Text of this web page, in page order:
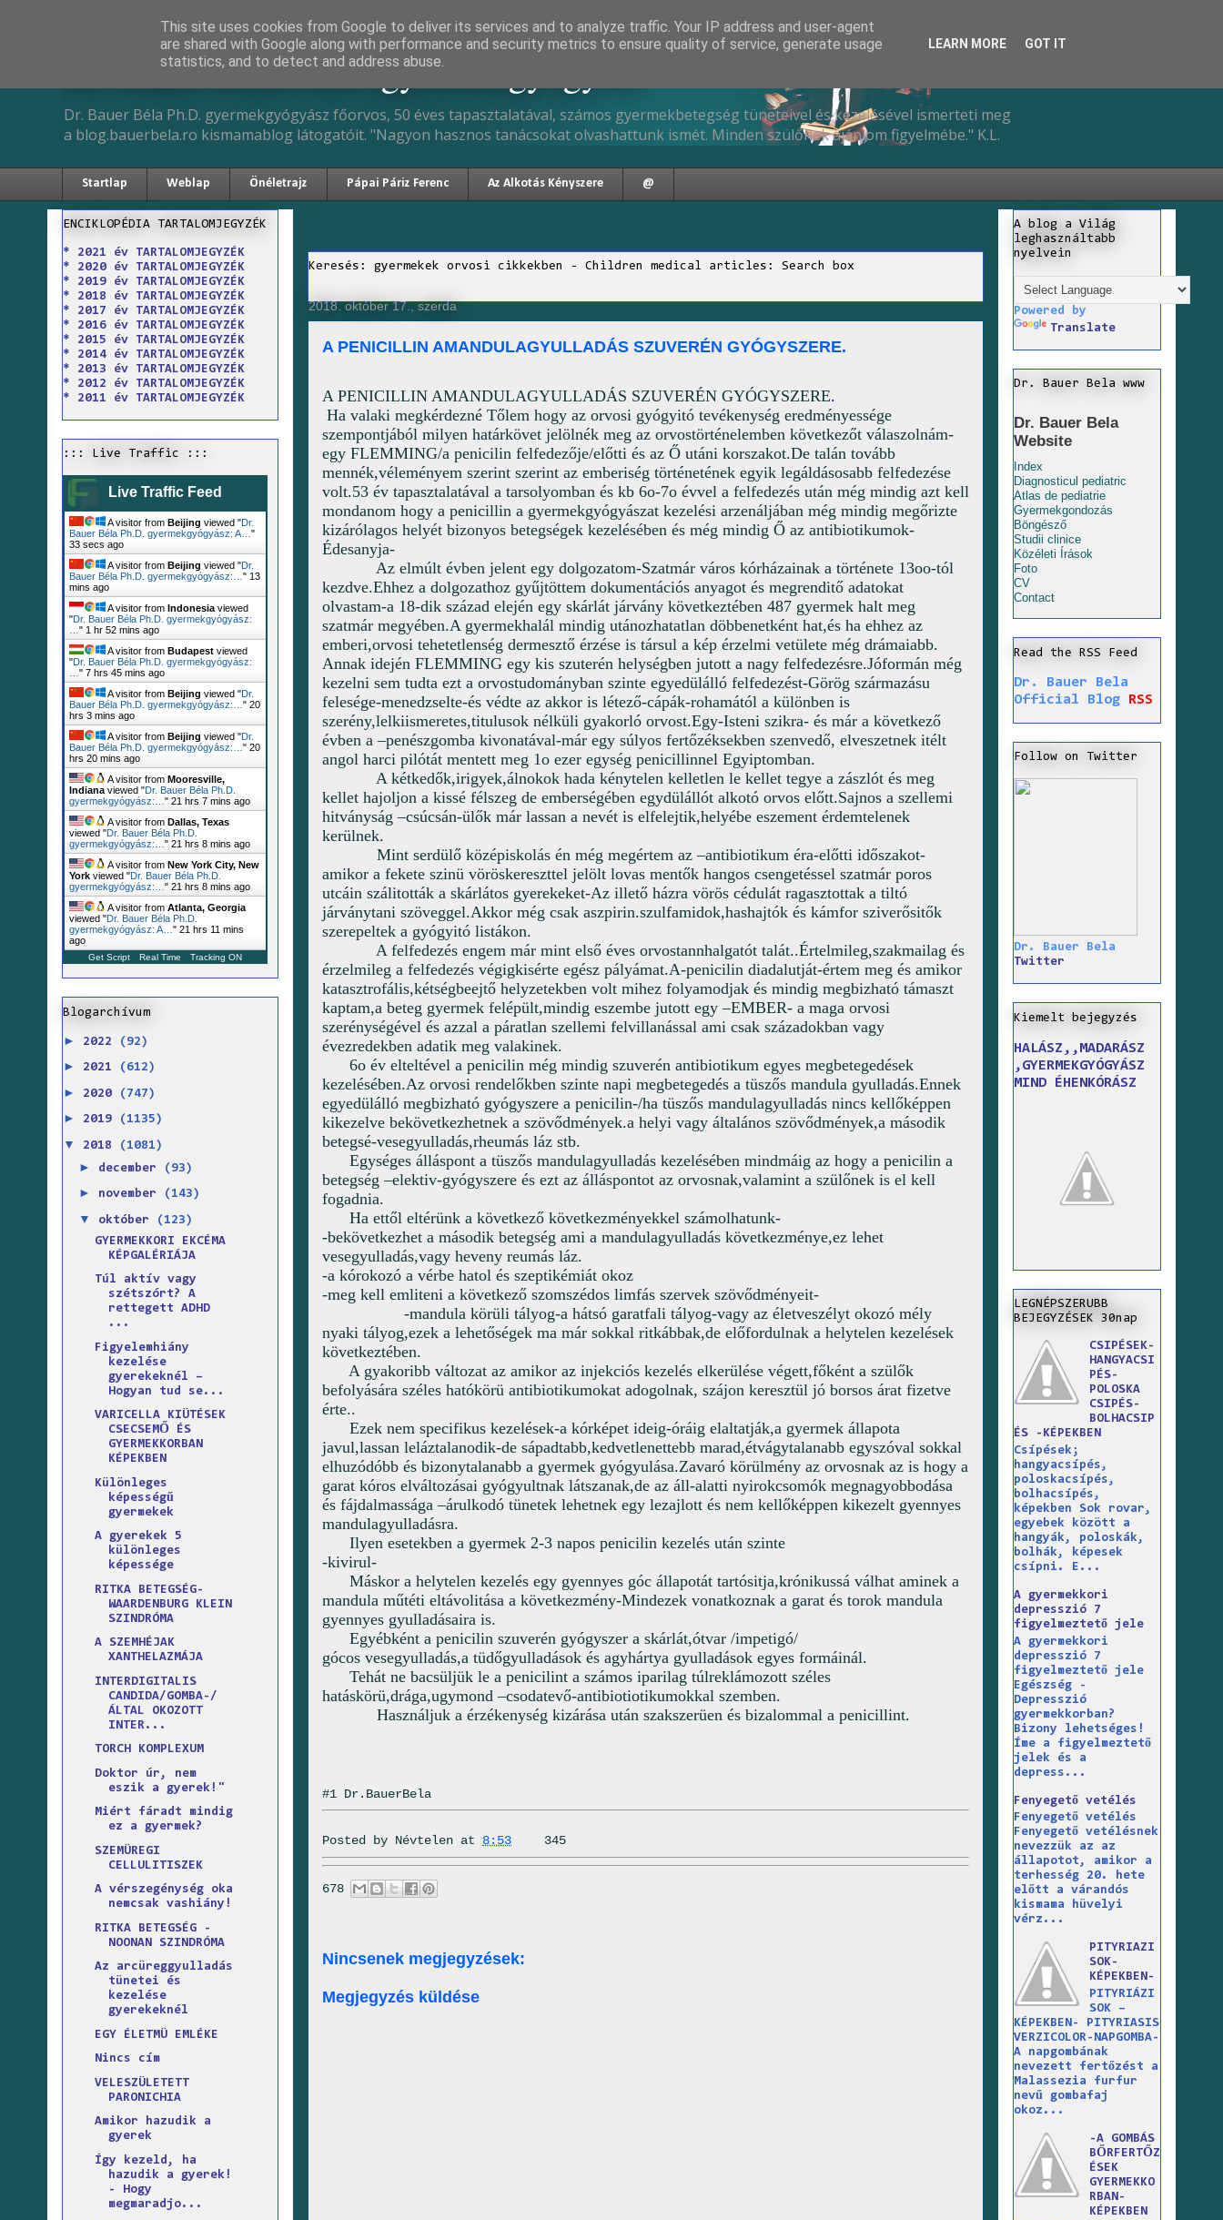
Dr. Bauer Béla Ph.D. gyermekgyógyász
Dr. Bauer Béla Ph.D. gyermekgyógyász főorvos, 50 éves tapasztalatával, számos gyermekbetegség tüneteivel és kezelésével ismerteti meg
a blog.bauerbela.ro kismamablog látogatóit. "Nagyon hasznos tanácsokat olvashattunk ismét. Minden szülőnek ajánlom figyelmébe." K.L.
Startlap Weblap Önéletrajz Pápai Páriz Ferenc Az Alkotás Kényszere @
Keresés: gyermekek orvosi cikkekben - Children medical articles: Search box
2018. október 17., szerda
A PENICILLIN AMANDULAGYULLADÁS SZUVERÉN GYÓGYSZERE.
A PENICILLIN AMANDULAGYULLADÁS SZUVERÉN GYÓGYSZERE.
Ha valaki megkérdezné Tőlem hogy az orvosi gyógyitó tevékenység eredményessége
szempontjából milyen határkövet jelölnék meg az orvostörténelemben következőt válaszolnám-
egy FLEMMING/a penicilin felfedezője/előtti és az Ő utáni korszakot.De talán tovább
mennék,véleményem szerint szerint az emberiség történetének egyik legáldásosabb felfedezése
volt.53 év tapasztalatával a tarsolyomban és kb 6o-7o évvel a felfedezés után még mindig azt kell
mondanom hogy a penicillin a gyermekgyógyászat kezelési arzenáljában még mindig megőrizte
kizárólagos helyét bizonyos betegségek kezelésében és még mindig Ő az antibiotikumok-
Édesanyja-
Az elmúlt évben jelent egy dolgozatom-Szatmár város kórházainak a története 13oo-tól
kezdve.Ehhez a dolgozathoz gyűjtöttem dokumentációs anyagot és megrenditő adatokat
olvastam-a 18-dik század elején egy skárlát járvány következtében 487 gyermek halt meg
szatmár megyében.A gyermekhalál mindig utánozhatatlan döbbenetként hat,és ha ehhez az
emberi,orvosi tehetetlenség dermesztő érzése is társul a kép érzelmi vetülete még drámaiabb.
Annak idején FLEMMING egy kis szuterén helységben jutott a nagy felfedezésre.Jóformán még
kezelni sem tudta ezt a orvostudományban szinte egyedülálló felfedezést-Görög származásu
felesége-menedzselte-és védte az akkor is létező-cápák-rohamától a különben is
szerény,lelkiismeretes,titulusok nélküli gyakorló orvost.Egy-Isteni szikra- és már a következő
évben a –penészgomba kivonatával-már egy súlyos fertőzéksekben szenvedő, elveszetnek itélt
angol harci pilótát mentett meg 1o ezer egység penicillinnel Egyiptomban.
A kétkedők,irigyek,álnokok hada kénytelen kelletlen le kellet tegye a zászlót és meg
kellet hajoljon a kissé félszeg de emberségében egydülállót alkotó orvos előtt.Sajnos a szellemi
hitványság –csúcsán-ülők már lassan a nevét is elfelejtik,helyébe eszement érdemtelenek
kerülnek.
Mint serdülő középiskolás én még megértem az –antibiotikum éra-előtti időszakot-
amikor a fekete szinü vöröskereszttel jelölt lovas mentők hangos csengetéssel szatmár poros
utcáin szálitották a skárlátos gyerekeket-Az illető házra vörös cédulát ragasztottak a tiltó
járványtani szöveggel.Akkor még csak aszpirin.szulfamidok,hashajtók és kámfor sziverősitők
szerepeltek a gyógyitó listákon.
A felfedezés engem már mint első éves orvostannhalgatót talát..Értelmileg,szakmailag és
érzelmileg a felfedezés végigkisérte egész pályámat.A-penicilin diadalutját-értem meg és amikor
katasztrofális,kétségbeejtő helyzetekben volt mihez folyamodjak és mindig megbizható támaszt
kaptam,a beteg gyermek felépült,mindig eszembe jutott egy –EMBER- a maga orvosi
szerénységével és azzal a páratlan szellemi felvillanással ami csak századokban vagy
évezredekben adatik meg valakinek.
6o év elteltével a penicilin még mindig szuverén antibiotikum egyes megbetegedések
kezelésében.Az orvosi rendelőkben szinte napi megbetegedés a tüszős mandula gyulladás.Ennek
egyedülálló megbizható gyógyszere a penicilin-/ha tüszős mandulagyulladás nincs kellőképpen
kikezelve bekövetkezhetnek a szövődmények.a helyi vagy általános szövődmények,a második
betegsé-vesegyulladás,rheumás láz stb.
Egységes álláspont a tüszős mandulagyulladás kezelésében mindmáig az hogy a penicilin a
betegség –elektiv-gyógyszere és ezt az álláspontot az orvosnak,valamint a szülőnek is el kell
fogadnia.
Ha ettől eltérünk a következő következményekkel számolhatunk-
-bekövetkezhet a második betegség ami a mandulagyulladás következménye,ez lehet
vesegyulladás,vagy heveny reumás láz.
-a kórokozó a vérbe hatol és szeptikémiát okoz
-meg kell emliteni a következő szomszédos limfás szervek szövődményeit-
-mandula körüli tályog-a hátsó garatfali tályog-vagy az életveszélyt okozó mély
nyaki tályog,ezek a lehetőségek ma már sokkal ritkábbak,de előfordulnak a helytelen kezelések
következtében.
A gyakoribb változat az amikor az injekciós kezelés elkerülése végett,főként a szülők
befolyására széles hatókörü antibiotikumokat adogolnak, szájon keresztül jó borsos árat fizetve
érte..
Ezek nem specifikus kezelések-a kórképet ideig-óráig elaltatják,a gyermek állapota
javul,lassan leláztalanodik-de sápadtabb,kedvetlenettebb marad,étvágytalanabb egyszóval sokkal
elhuzódóbb és bizonytalanabb a gyermek gyógyulása.Zavaró körülmény az orvosnak az is hogy a
garat kóros elváltozásai gyógyultnak látszanak,de az áll-alatti nyirokcsomók megnagyobbodása
és fájdalmassága –árulkodó tünetek lehetnek egy lezajlott és nem kellőképpen kikezelt gyennyes
mandulagyulladásra.
Ilyen esetekben a gyermek 2-3 napos penicilin kezelés után szinte
-kivirul-
Máskor a helytelen kezelés egy gyennyes góc állapotát tartósitja,krónikussá válhat aminek a
mandula műtéti eltávolitása a következmény-Mindezek vonatkoznak a garat és torok mandula
gyennyes gyulladásaira is.
Egyébként a penicilin szuverén gyógyszer a skárlát,ótvar /impetigó/
gócos vesegyulladás,a tüdőgyulladások és agyhártya gyulladások egyes formáinál.
Tehát ne bacsüljük le a penicilint a számos iparilag túlreklámozott széles
hatáskörü,drága,ugymond –csodatevő-antibiotiotikumokkal szemben.
Használjuk a érzékenység kizárása után szakszerüen és bizalommal a penicillint.
#1 Dr.BauerBela
Posted by Névtelen at 8:53 345
678
Nincsenek megjegyzések:
Megjegyzés küldése
ENCIKLOPÉDIA TARTALOMJEGYZÉK
* 2021 év TARTALOMJEGYZÉK
* 2020 év TARTALOMJEGYZÉK
* 2019 év TARTALOMJEGYZÉK
* 2018 év TARTALOMJEGYZÉK
* 2017 év TARTALOMJEGYZÉK
* 2016 év TARTALOMJEGYZÉK
* 2015 év TARTALOMJEGYZÉK
* 2014 év TARTALOMJEGYZÉK
* 2013 év TARTALOMJEGYZÉK
* 2012 év TARTALOMJEGYZÉK
* 2011 év TARTALOMJEGYZÉK
::: Live Traffic :::
Live Traffic Feed
A visitor from Beijing viewed "Dr.
Bauer Béla Ph.D. gyermekgyógyász: A… "
34 secs ago
A visitor from Beijing viewed "Dr.
Bauer Béla Ph.D. gyermekgyógyász:… " 13
mins ago
A visitor from Indonesia viewed
"Dr. Bauer Béla Ph.D. gyermekgyógyász:
" 1 hr 52 mins ago
A visitor from Budapest viewed
"Dr. Bauer Béla Ph.D. gyermekgyógyász:
" 7 hrs 45 mins ago
A visitor from Beijing viewed "Dr.
Bauer Béla Ph.D. gyermekgyógyász:… " 20
hrs 3 mins ago
A visitor from Beijing viewed "Dr.
Bauer Béla Ph.D. gyermekgyógyász:… " 20
hrs 20 mins ago
A visitor from Mooresville,
Indiana viewed "Dr. Bauer Béla Ph.D.
gyermekgyógyász:… " 21 hrs 7 mins ago
A visitor from Dallas, Texas
viewed "Dr. Bauer Béla Ph.D.
gyermekgyógyász:… " 21 hrs 8 mins ago
A visitor from New York City, New
York viewed "Dr. Bauer Béla Ph.D.
gyermekgyógyász:… " 21 hrs 8 mins ago
A visitor from Atlanta, Georgia
viewed "Dr. Bauer Béla Ph.D.
gyermekgyógyász: A… " 21 hrs 11 mins
ago
Get Script Real Time Tracking ON
Blogarchívum
► 2022 (92)
► 2021 (612)
► 2020 (747)
► 2019 (1135)
▼ 2018 (1081)
► december (93)
► november (143)
▼ október
(123)
GYERMEKKORI EKCÉMA
KÉPGALÉRIÁJA
Túl aktív vagy
szétszórt? A
rettegett ADHD
...
Figyelemhiány
kezelése
gyerekeknél –
Hogyan tud se...
VARICELLA KIÜTÉSEK
CSECSEMŐ ÉS
GYERMEKKORBAN
KÉPEKBEN
Különleges
képességű
gyermekek
A gyerekek 5
különleges
képessége
RITKA BETEGSÉG-
WAARDENBURG KLEIN
SZINDRÓMA
A SZEMHÉJAK
XANTHELAZMÁJA
INTERDIGITALIS
CANDIDA/GOMBA-/
ÁLTAL OKOZOTT
INTER...
TORCH KOMPLEXUM
Doktor úr, nem
eszik a gyerek!"
Miért fáradt mindig
ez a gyermek?
SZEMÜREGI
CELLULITISZEK
A vérszegénység oka
nemcsak vashiány!
RITKA BETEGSÉG -
NOONAN SZINDRÓMA
Az arcüreggyulladás
tünetei és
kezelése
gyerekeknél
EGY ÉLETMÜ EMLÉKE
Nincs cím
VELESZÜLETETT
PARONICHIA
Amikor hazudik a
gyerek
Így kezeld, ha
hazudik a gyerek!
- Hogy
megmaradjo...
A blog a Világ
leghasználtabb
nyelvein
Powered by
Translate
Dr. Bauer Bela www
Dr. Bauer Bela
Website
Index
Diagnosticul pediatric
Atlas de pediatrie
Gyermekgondozás
Böngésző
Studii clinice
Közéleti Írások
Foto
CV
Contact
Read the RSS Feed
Dr. Bauer Bela
Official Blog
RSS
Follow on Twitter
Dr. Bauer Bela
Twitter
Kiemelt bejegyzés
HALÁSZ,,MADARÁSZ
,GYERMEKGYÓGYÁSZ
MIND ÉHENKÓRÁSZ
LEGNÉPSZERUBB
BEJEGYZÉSEK 30nap
CSIPÉSEK-
HANGYACSI
PÉS-
POLOSKA
CSIPÉS-
BOLHACSIP
ÉS -KÉPEKBEN
Csípések;
hangyacsípés,
poloskacsípés,
bolhacsípés,
képekben Sok rovar,
egyebek között a
hangyák, poloskák,
bolhák, képesek
csípni. E...
A gyermekkori
depresszió 7
figyelmeztető jele
A gyermekkori
depresszió 7
figyelmeztető jele
Egészség -
Depresszió
gyermekkorban?
Bizony lehetséges!
Íme a figyelmeztető
jelek és a
depress...
Fenyegető vetélés
Fenyegető vetélés
Fenyegető vetélésnek
nevezzük az az
állapotot, amikor a
terhesség 20. hete
előtt a várandós
kismama hüvelyi
vérz...
PITYRIAZI
SOK-
KÉPEKBEN-
PITYRIÁZI
SOK –
KÉPEKBEN- PITYRIASIS
VERZICOLOR-NAPGOMBA-
A napgombának
nevezett fertőzést a
Malassezia furfur
nevű gombafaj
okoz...
-A GOMBÁS
BŐRFERTŐZ
ÉSEK
GYERMEKKO
RBAN-
KÉPEKBEN
This site uses cookies from Google to deliver its services and to analyze traffic. Your IP address and user-agent
are shared with Google along with performance and security metrics to ensure quality of service, generate usage
statistics, and to detect and address abuse.
LEARN MORE GOT IT